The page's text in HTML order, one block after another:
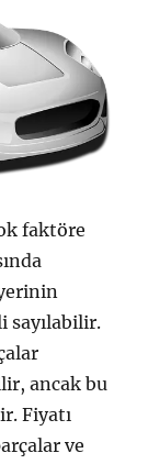
faktöre
sayılabilir.
ancak bu
Fiyatı
ve